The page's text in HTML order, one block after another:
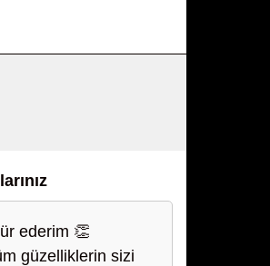
ederim 👏
güzelliklerin sizi